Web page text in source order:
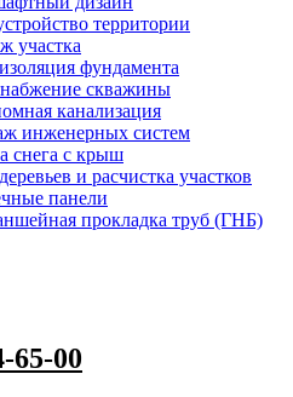
территории
участка
фундамента
скважины
канализация
инженерных систем
снега с крыш
и расчистка участков
панели
прокладка труб (ГНБ)
65-00